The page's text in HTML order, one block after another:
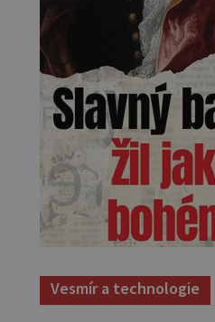
Vesmír a technologie